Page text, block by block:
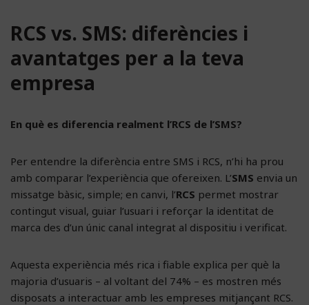
RCS vs. SMS: diferències i
avantatges per a la teva
empresa
En què es diferencia realment l’RCS de l’SMS?
Per entendre la diferència entre SMS i RCS, n’hi ha prou
amb comparar l’experiència que ofereixen. L’SMS envia un
missatge bàsic, simple; en canvi, l’RCS permet mostrar
contingut visual, guiar l’usuari i reforçar la identitat de
marca des d’un únic canal integrat al dispositiu i verificat.
Aquesta experiència més rica i fiable explica per què la
majoria d’usuaris – al voltant del 74% – es mostren més
disposats a interactuar amb les empreses mitjançant RCS.